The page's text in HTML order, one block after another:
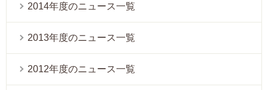
2014年度のニュース一覧
2013年度のニュース一覧
2012年度のニュース一覧